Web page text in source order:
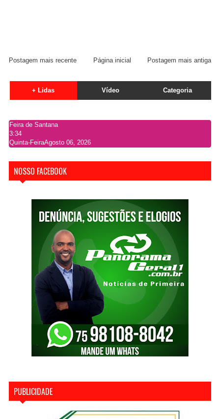
Postagem mais recente Postagem mais antiga
Página inicial
+ Lidas Vídeo Categoria
Feira de Santana
3:34
Quinta-FeiraAgosto 06, 2026
NOSSO FACEBOOK
PUBLICIDADE